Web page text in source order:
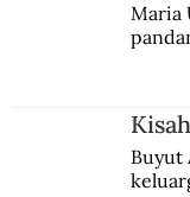
Tan
Maria
Buyut